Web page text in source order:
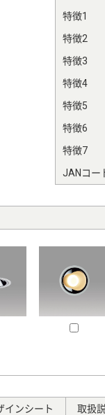
特徴1
特徴2
特徴3
特徴4
特徴5
特徴6
特徴7
JANコー
インシート
取扱